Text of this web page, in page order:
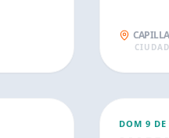
9
DOM 9 DE